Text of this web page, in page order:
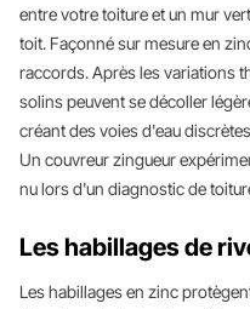
entre votre toiture et un mur
toit. Façonné sur mesure en
raccords. Après les variations
solins peuvent se décoller
créant des voies d'eau
Un couvreur zingueur
nu lors d'un diagnostic de
Les habillages de
Les habillages en zinc